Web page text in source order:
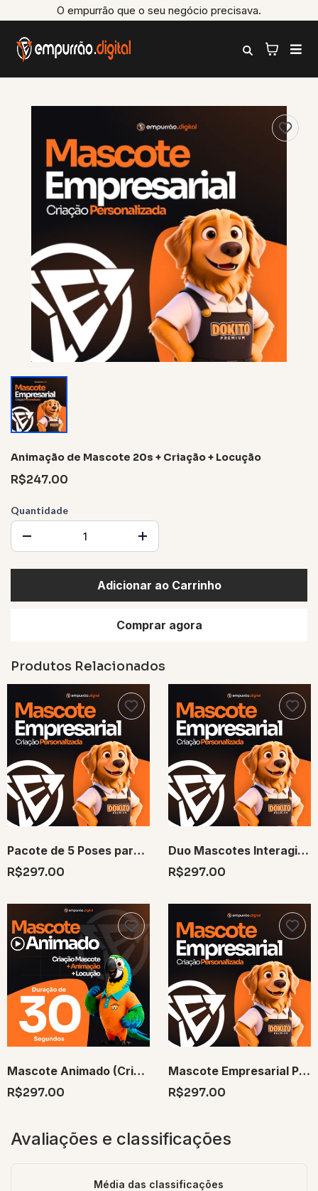
O empurrão que o seu negócio precisava.
Animação de Mascote 20s + Criação + Locução
R$247.00
Quantidade
Adicionar ao Carrinho
Comprar agora
Produtos Relacionados
Pacote de 5 Poses para Mascote 3D
R$297.00
Duo Mascotes Interagindo 30s
R$297.00
Mascote Animado (Criação + Animação + Locução) 30 Segundos
R$297.00
Mascote Empresarial Personalizado 3D + 5 Poses
R$297.00
Avaliações e classificações
Média das classificações